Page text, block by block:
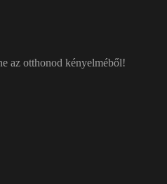
az otthonod kényelméből!